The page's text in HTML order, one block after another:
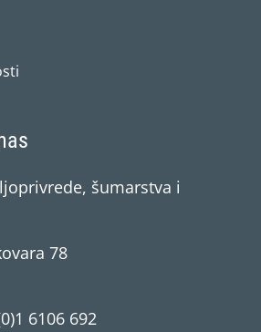
šumarstva i
78
6106 692